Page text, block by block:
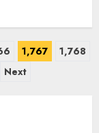
1,767
1,768
Next